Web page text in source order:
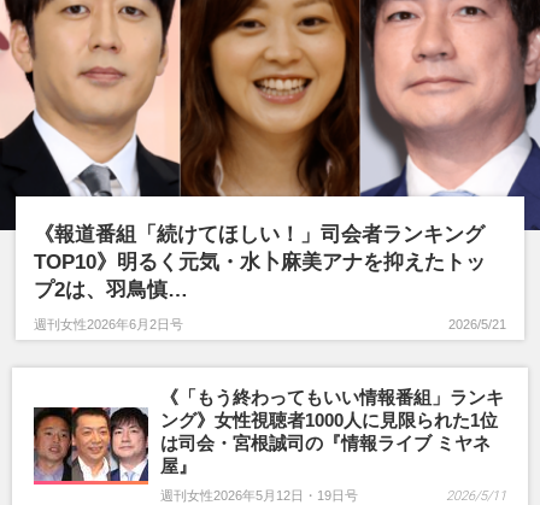
かまいたち 長嶋一茂 藤井貴彦
クイズ番組 日本テレビ 小泉進次郎
高市早苗 弁護士 政治 中国・台湾
24時間テレビ 女子アナ
《報道番組「続けてほしい！」司会者ランキング
TOP10》明るく元気・水卜麻美アナを抑えたトッ
プ2は、羽鳥慎…
週刊女性2026年6月2日号 2026/5/21
《「もう終わってもいい情報番組」ランキ
ング》女性視聴者1000人に見限られた1位
は司会・宮根誠司の『情報ライブ ミヤネ
屋』
週刊女性2026年5月12日・19日号 2026/5/11